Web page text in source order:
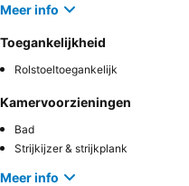
Meer info
Toegankelijkheid
Rolstoeltoegankelijk
Kamervoorzieningen
Bad
Strijkijzer & strijkplank
Meer info